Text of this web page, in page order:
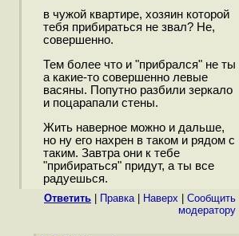
в чужой квартире, хозяин которой
тебя прибираться не звал? Не,
совершенно.
Тем более что и "прибрался" не ты
а какие-то совершенно левые
васяны. Попутно разбили зеркало
и поцарапали стены.
Жить наверное можно и дальше,
но ну его нахрен в таком и рядом с
таким. Завтра они к тебе
"прибираться" придут, а ты все
радуешься.
Ответить Правка| Наверх
Cообщить
модератору